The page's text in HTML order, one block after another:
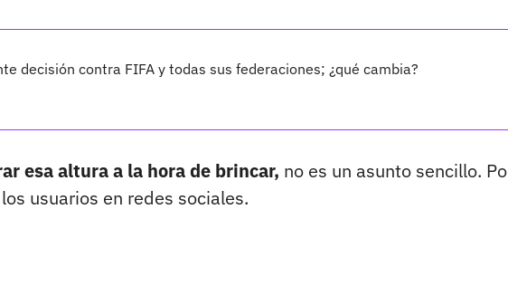
decisión contra FIFA y todas sus federaciones; ¿qué cambia?
esa altura a la hora de brincar, no es un asunto sencillo.
usuarios en redes sociales.